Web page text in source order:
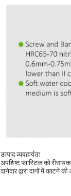
उत्पाद व्यवहार्यता
अपशिष्ट प्लास्टिक को
दानेदार द्वारा दानों में